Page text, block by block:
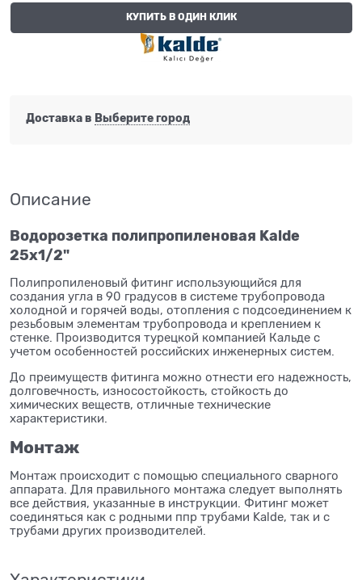
КУПИТЬ В ОДИН КЛИК
Доставка в Выберите город
Описание
Водорозетка полипропиленовая Kalde
25x1/2"
Полипропиленовый фитинг использующийся для
создания угла в 90 градусов в системе трубопровода
холодной и горячей воды, отопления с подсоединением к
резьбовым элементам трубопровода и креплением к
стенке. Производится турецкой компанией Кальде с
учетом особенностей российских инженерных систем.
До преимуществ фитинга можно отнести его надежность,
долговечность, износостойкость, стойкость до
химических веществ, отличные технические
характеристики.
Монтаж
Монтаж происходит с помощью специального сварного
аппарата. Для правильного монтажа следует выполнять
все действия, указанные в инструкции. Фитинг может
соединяться как с родными ппр трубами Kalde, так и с
трубами других производителей.